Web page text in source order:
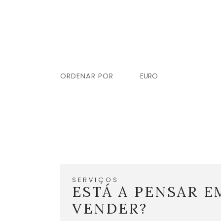
ORDENAR POR EURO
SERVIÇOS
ESTÁ A PENSAR
VENDER?